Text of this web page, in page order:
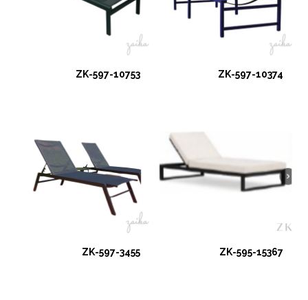
ZK-597-10753 ZK-597-10374
ZK-597-3455 ZK-595-15367